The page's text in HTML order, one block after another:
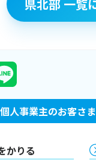
県北部 一覧
人事業主のお客さま
かりる